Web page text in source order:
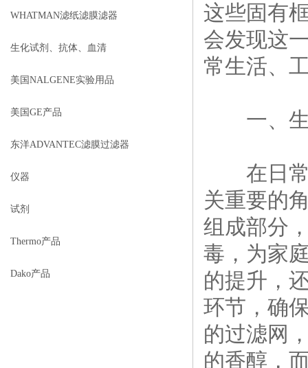
WHATMAN滤纸滤膜滤器
生化试剂、抗体、血清
美国NALGENE实验用品
美国GE产品
东洋ADVANTEC滤膜过滤器
仪器
试剂
Thermo产品
Dako产品
这些固有
会发现这
常生活、
一、生
在日常
关重要的
组成部分
毒，为家
的提升，
环节，确
的过滤网
的香醇，